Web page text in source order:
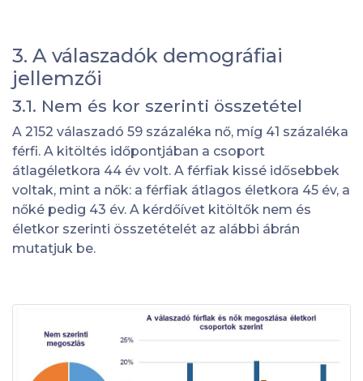
3. A válaszadók demográfiai
jellemzői
3.1. Nem és kor szerinti összetétel
A 2152 válaszadó 59 százaléka nő, míg 41 százaléka
férfi. A kitöltés időpontjában a csoport
átlagéletkora 44 év volt. A férfiak kissé idősebbek
voltak, mint a nők: a férfiak átlagos életkora 45 év, a
nőké pedig 43 év. A kérdőívet kitöltők nem és
életkor szerinti összetételét az alábbi ábrán
mutatjuk be.